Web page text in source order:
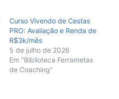
Curso Vivendo de Cestas
PRO: Avaliação e Renda de
R$3k/mês
5 de julho de 2026
Em "Biblioteca Ferrametas
de Coaching"